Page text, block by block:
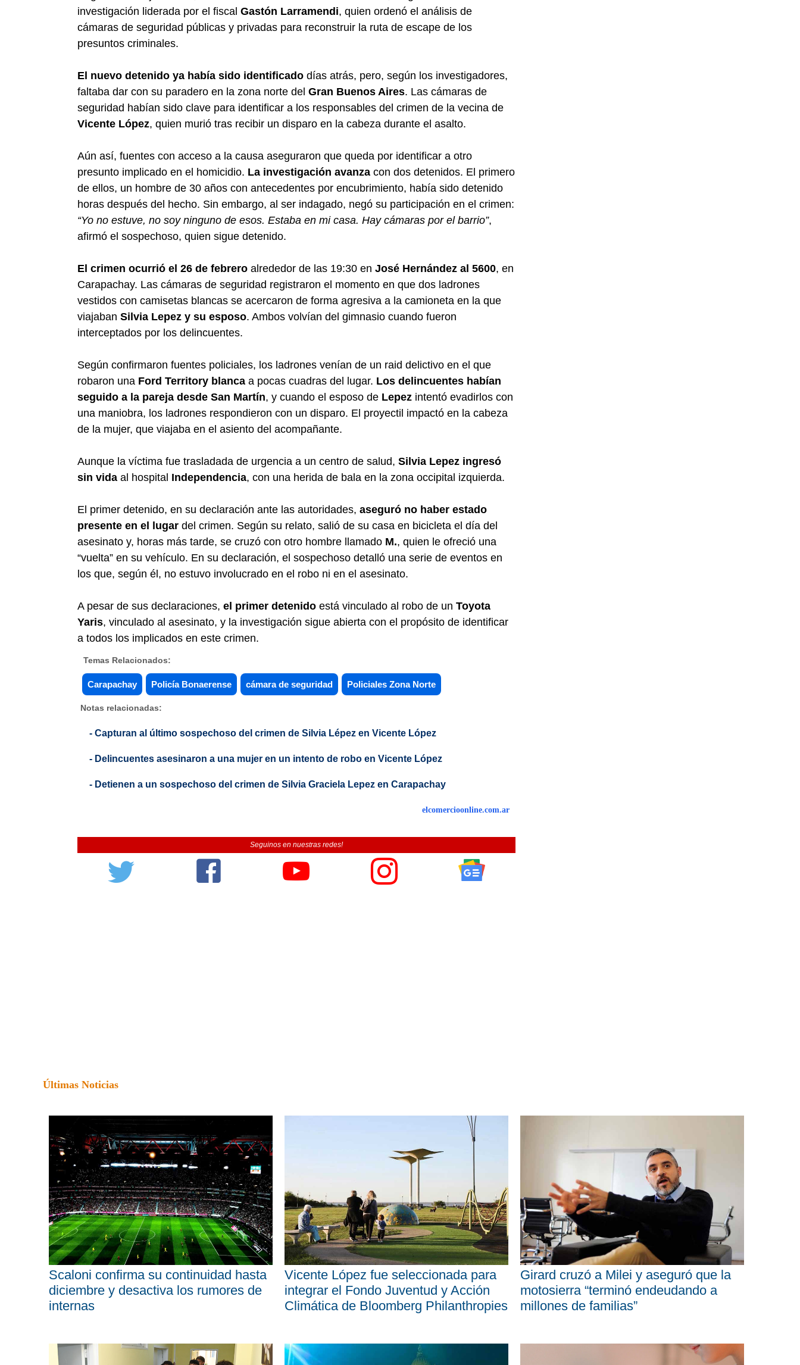
investigación liderada por el fiscal Gastón Larramendi, quien ordenó el análisis de
cámaras de seguridad públicas y privadas para reconstruir la ruta de escape de los
presuntos criminales.
El nuevo detenido ya había sido identificado días atrás, pero, según los investigadores,
faltaba dar con su paradero en la zona norte del Gran Buenos Aires. Las cámaras de
seguridad habían sido clave para identificar a los responsables del crimen de la vecina de
Vicente López, quien murió tras recibir un disparo en la cabeza durante el asalto.
Aún así, fuentes con acceso a la causa aseguraron que queda por identificar a otro
presunto implicado en el homicidio. La investigación avanza con dos detenidos. El primero
de ellos, un hombre de 30 años con antecedentes por encubrimiento, había sido detenido
horas después del hecho. Sin embargo, al ser indagado, negó su participación en el crimen:
“Yo no estuve, no soy ninguno de esos. Estaba en mi casa. Hay cámaras por el barrio”,
afirmó el sospechoso, quien sigue detenido.
El crimen ocurrió el 26 de febrero alrededor de las 19:30 en José Hernández al 5600, en
Carapachay. Las cámaras de seguridad registraron el momento en que dos ladrones
vestidos con camisetas blancas se acercaron de forma agresiva a la camioneta en la que
viajaban Silvia Lepez y su esposo. Ambos volvían del gimnasio cuando fueron
interceptados por los delincuentes.
Según confirmaron fuentes policiales, los ladrones venían de un raid delictivo en el que
robaron una Ford Territory blanca a pocas cuadras del lugar. Los delincuentes habían
seguido a la pareja desde San Martín, y cuando el esposo de Lepez intentó evadirlos con
una maniobra, los ladrones respondieron con un disparo. El proyectil impactó en la cabeza
de la mujer, que viajaba en el asiento del acompañante.
Aunque la víctima fue trasladada de urgencia a un centro de salud, Silvia Lepez ingresó
sin vida al hospital Independencia, con una herida de bala en la zona occipital izquierda.
El primer detenido, en su declaración ante las autoridades, aseguró no haber estado
presente en el lugar del crimen. Según su relato, salió de su casa en bicicleta el día del
asesinato y, horas más tarde, se cruzó con otro hombre llamado M., quien le ofreció una
“vuelta” en su vehículo. En su declaración, el sospechoso detalló una serie de eventos en
los que, según él, no estuvo involucrado en el robo ni en el asesinato.
A pesar de sus declaraciones, el primer detenido está vinculado al robo de un Toyota
Yaris, vinculado al asesinato, y la investigación sigue abierta con el propósito de identificar
a todos los implicados en este crimen.
Temas Relacionados:
Carapachay Policía Bonaerense cámara de seguridad Policiales Zona Norte
Notas relacionadas:
- Capturan al último sospechoso del crimen de Silvia Lépez en Vicente López
- Delincuentes asesinaron a una mujer en un intento de robo en Vicente López
- Detienen a un sospechoso del crimen de Silvia Graciela Lepez en Carapachay
elcomercioonline.com.ar
Seguinos en nuestras redes!
Últimas Noticias
Scaloni confirma su continuidad hasta
diciembre y desactiva los rumores de
internas
Vicente López fue seleccionada para
integrar el Fondo Juventud y Acción
Climática de Bloomberg Philanthropies
Girard cruzó a Milei y aseguró que la
motosierra “terminó endeudando a
millones de familias”